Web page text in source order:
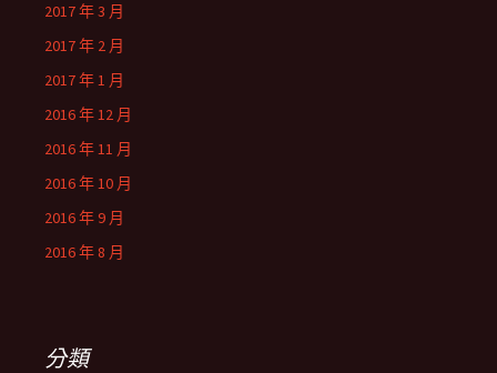
2017 年 3 月
2017 年 2 月
2017 年 1 月
2016 年 12 月
2016 年 11 月
2016 年 10 月
2016 年 9 月
2016 年 8 月
分類